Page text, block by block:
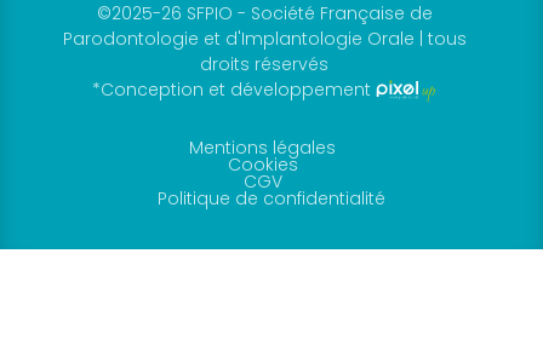
©2025-26 SFPIO - Société Française de
Parodontologie et d'Implantologie Orale | tous
droits réservés
*Conception et développement
Mentions légales
Cookies
CGV
Politique de confidentialité